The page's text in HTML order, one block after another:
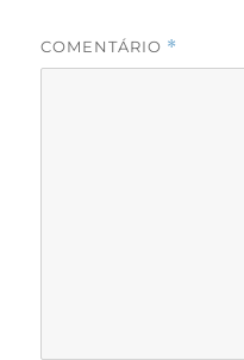
COMENTÁRIO *